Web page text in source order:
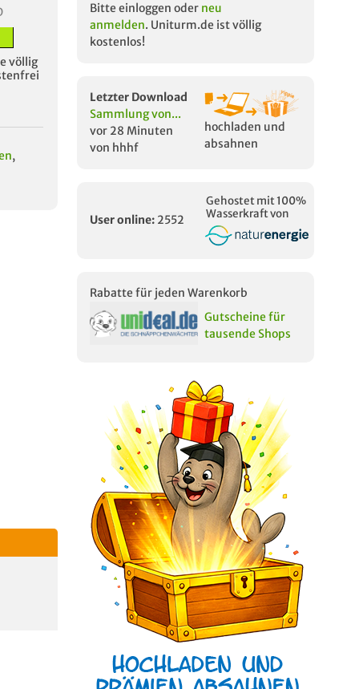
völlig
,
Bitte einloggen oder neu
anmelden. Uniturm.de ist völlig
kostenlos!
Letzter Download
Sammlung von...
vor 28 Minuten
von hhhf
hochladen und
absahnen
User online: 2552
Gehostet mit 100%
Wasserkraft von
Rabatte für jeden Warenkorb
Gutscheine für
tausende Shops